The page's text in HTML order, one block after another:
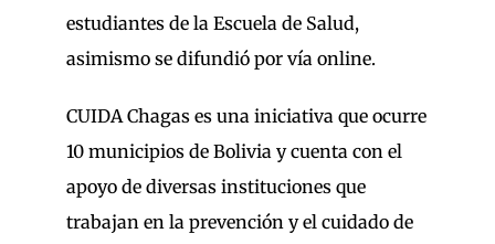
estudiantes de la Escuela de Salud,
asimismo se difundió por vía online.
CUIDA Chagas es una iniciativa que ocurre
10 municipios de Bolivia y cuenta con el
apoyo de diversas instituciones que
trabajan en la prevención y el cuidado de